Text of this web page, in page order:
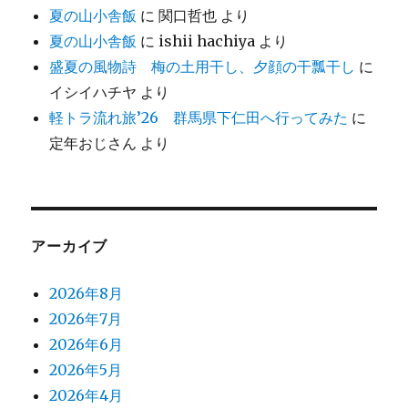
夏の山小舎飯 に関口哲也 より
夏の山小舎飯 に ishii hachiya より
盛夏の風物詩 梅の土用干し、夕顔の干瓢干し に
イシイハチヤ より
軽トラ流れ旅’26 群馬県下仁田へ行ってみた に
定年おじさん より
アーカイブ
2026年8月
2026年7月
2026年6月
2026年5月
2026年4月